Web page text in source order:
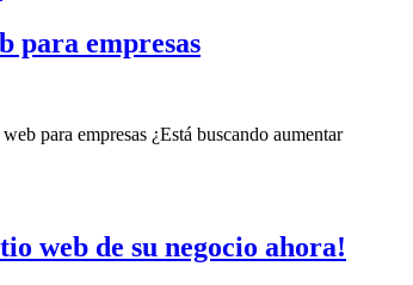
para empresas
para empresas ¿Está buscando aumentar
web de su negocio ahora!